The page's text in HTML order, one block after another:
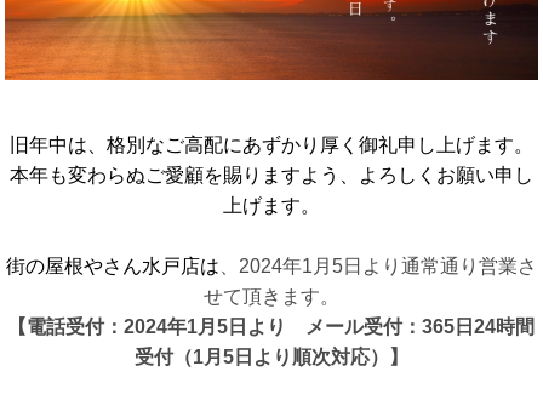
旧年中は、格別なご高配にあずかり厚く御礼申し上げます。
本年も変わらぬご愛顧を賜りますよう、よろしくお願い申し
上げます。
街の屋根やさん水戸店は 、2024年1月5日より通常通り営業さ
せて頂きます。
【電話受付：2024年1月5日より メール受付：365日24時間
受付（1月5日より順次対応）】